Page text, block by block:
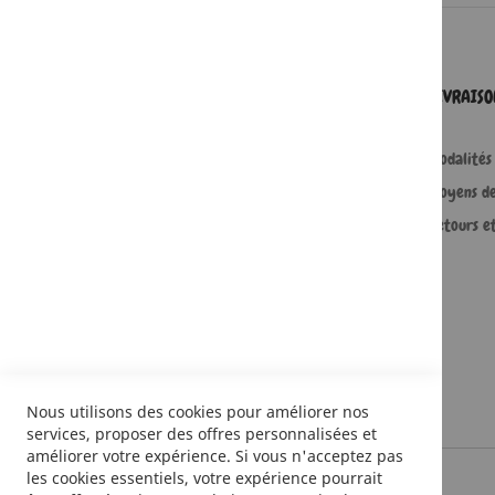
Moyens
Retours
Nous utilisons des cookies pour améliorer nos
services, proposer des offres personnalisées et
améliorer votre expérience. Si vous n'acceptez pas
les cookies essentiels, votre expérience pourrait